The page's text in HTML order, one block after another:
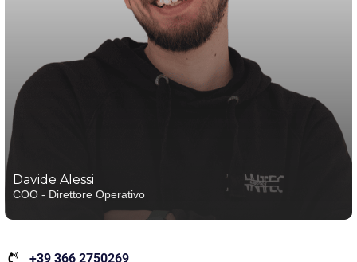
Davide Alessi
COO - Direttore Operativo
+39 366 2750269